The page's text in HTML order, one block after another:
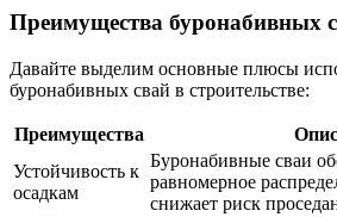
Преимущества буронабивных
Давайте выделим основные плюсы
буронабивных свай в строительстве:
Преимущества
Устойчивость к
осадкам
Буронабивные сваи
равномерное
снижает риск